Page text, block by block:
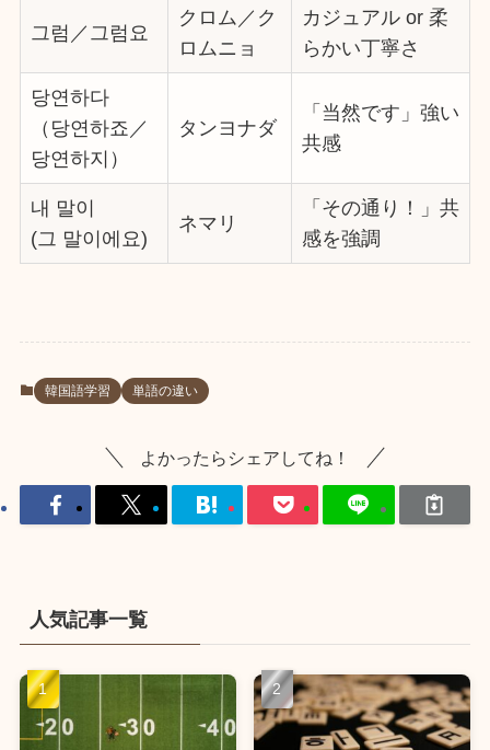
그럼／그럼요
クロム／ク
ロムニョ
カジュアル or 柔
らかい丁寧さ
당연하다
（당연하죠／
당연하지）
タンヨナダ
「当然です」強い
共感
내 말이
(그 말이에요)
ネマリ
「その通り！」共
感を強調
韓国語学習 単語の違い
よかったらシェアしてね！
人気記事一覧